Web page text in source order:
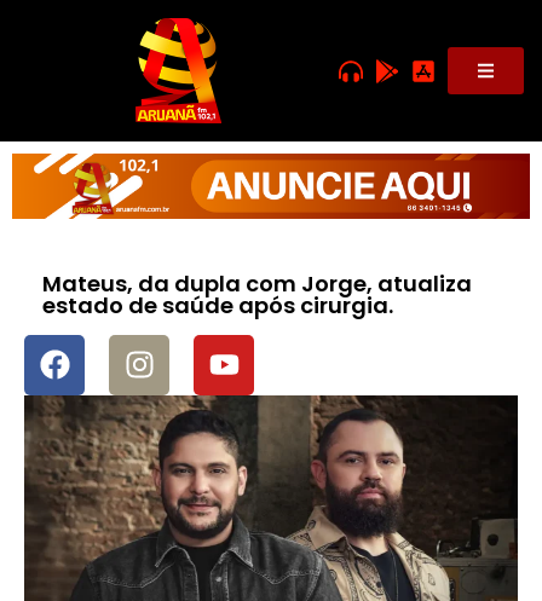
Mateus, da dupla com Jorge, atualiza
estado de saúde após cirurgia.